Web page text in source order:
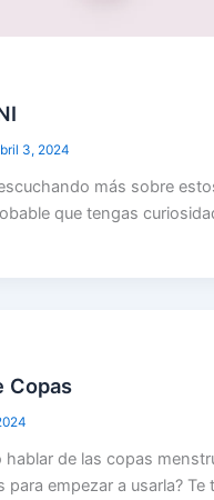
3, 2024
más sobre
que tengas
Copas
hablar de las copas
para empezar a usarla? Te